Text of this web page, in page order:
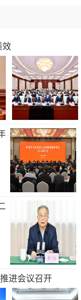
效
进会议召开